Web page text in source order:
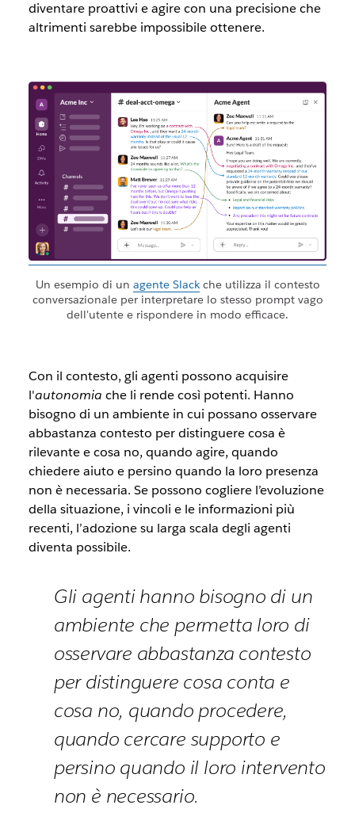
diventare proattivi e agire con una precisione che
altrimenti sarebbe impossibile ottenere.
Un esempio di un agente Slackche utilizza il contesto
conversazionale per interpretare lo stesso prompt vago
dell'utente e rispondere in modo efficace.
Con il contesto, gli agenti possono acquisire
l'autonomia che li rende così potenti. Hanno
bisogno di un ambiente in cui possano osservare
abbastanza contesto per distinguere cosa è
rilevante e cosa no, quando agire, quando
chiedere aiuto e persino quando la loro presenza
non è necessaria. Se possono cogliere l’evoluzione
della situazione, i vincoli e le informazioni più
recenti, l’adozione su larga scala degli agenti
diventa possibile.
Gli agenti hanno bisogno di un
ambiente che permetta loro di
osservare abbastanza contesto
per distinguere cosa conta e
cosa no, quando procedere,
quando cercare supporto e
persino quando il loro intervento
non è necessario.